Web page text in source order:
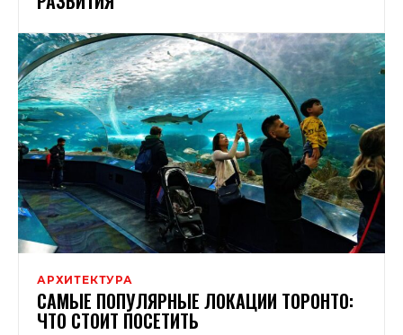
АРХИТЕКТУРА
САМЫЕ ПОПУЛЯРНЫЕ ЛОКАЦИИ ТОРОНТО:
ЧТО СТОИТ ПОСЕТИТЬ